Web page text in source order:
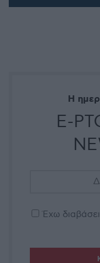
Η
E-
Έχω